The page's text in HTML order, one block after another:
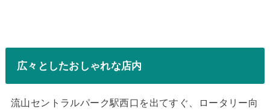
広々としたおしゃれな店内
流山セントラルパーク駅西口を出てすぐ、ロータリー向